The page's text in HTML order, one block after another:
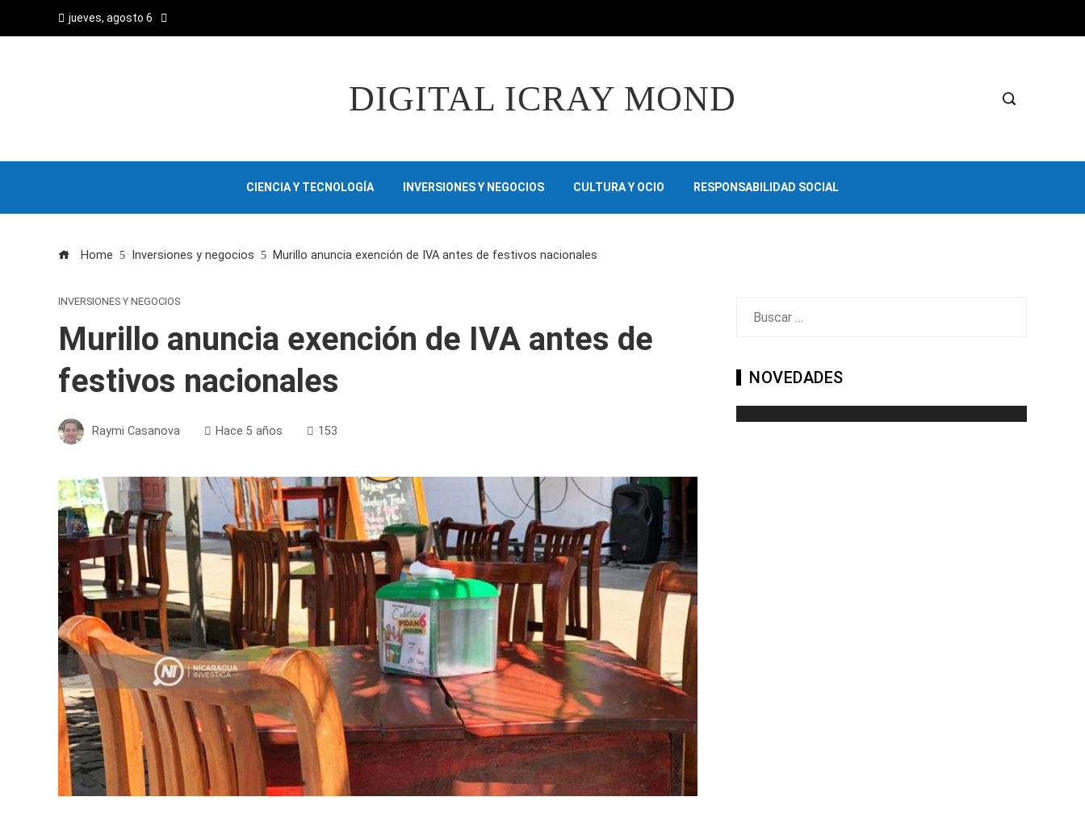
jueves, agosto 6
DIGITAL ICRAY MOND
CIENCIA Y TECNOLOGÍA INVERSIONES Y NEGOCIOS CULTURA Y OCIO RESPONSABILIDAD SOCIAL
Home Inversiones y negocios Murillo anuncia exención de IVA antes de festivos nacionales
INVERSIONES Y NEGOCIOS
Murillo anuncia exención de IVA antes de
festivos nacionales
Raymi Casanova Hace 5 años 153
NOVEDADES